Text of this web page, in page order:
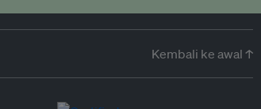
Kembali ke awal ↑